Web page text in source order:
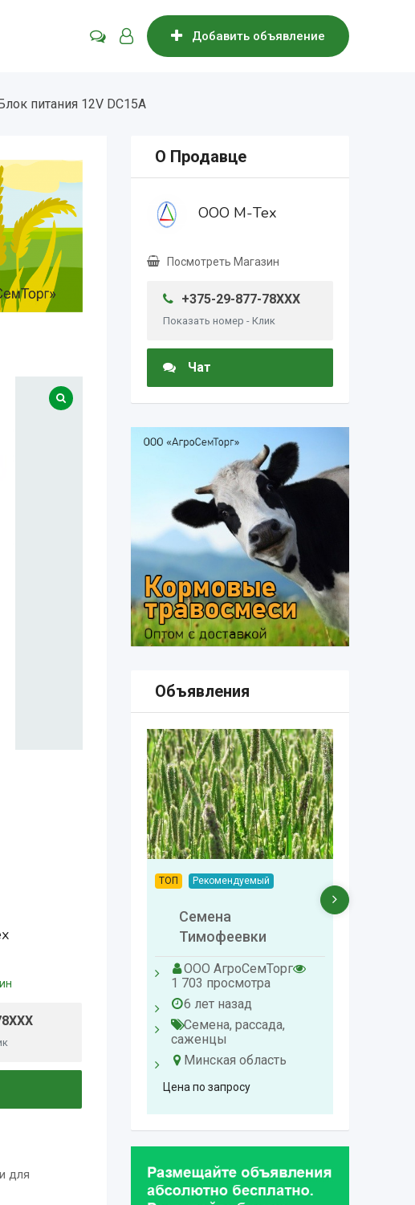
Добавить объявление
питания 12V DC15A
для
О Продавце
ООО М-Тех
Посмотреть Магазин
+375-29-877-78XXX
Показать номер - Клик
Чат
Объявления
ТОП Рекомендуемый
Семена
Тимофеевки
ООО АгроСемТорг
1 703 просмотра
6 лет назад
Семена, рассада,
саженцы
Минская область
Цена по запросу